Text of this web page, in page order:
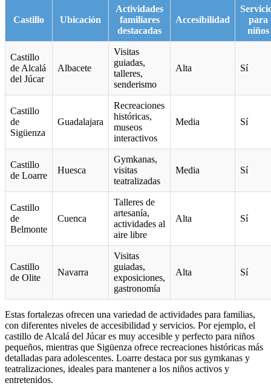
Castillo Ubicación
Actividades
familiares
destacadas
Accesibilidad
para
niños
Castillo
de Alcalá
del Júcar
Albacete
Visitas
guiadas,
talleres,
senderismo
Alta Sí
Castillo
de
Sigüenza
Guadalajara
Recreaciones
históricas,
museos
interactivos
Media Sí
Castillo
de Loarre
Huesca
Gymkanas,
visitas
teatralizadas
Media Sí
Castillo
de
Belmonte
Cuenca
Talleres de
artesanía,
actividades al
aire libre
Alta Sí
Castillo
de Olite
Navarra
Visitas
guiadas,
exposiciones,
gastronomía
Alta Sí
Estas fortalezas ofrecen una variedad de actividades para familias,
con diferentes niveles de accesibilidad y servicios. Por ejemplo, el
castillo de Alcalá del Júcar es muy accesible y perfecto para niños
pequeños, mientras que Sigüenza ofrece recreaciones históricas más
detalladas para adolescentes. Loarre destaca por sus gymkanas y
teatralizaciones, ideales para mantener a los niños activos y
entretenidos.